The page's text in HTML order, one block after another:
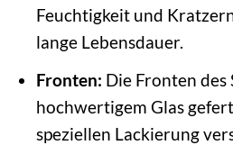
Feuchtigkeit und
lange Lebensdauer.
Fronten: Die Fronten des
hochwertigem Glas
speziellen Lackierung